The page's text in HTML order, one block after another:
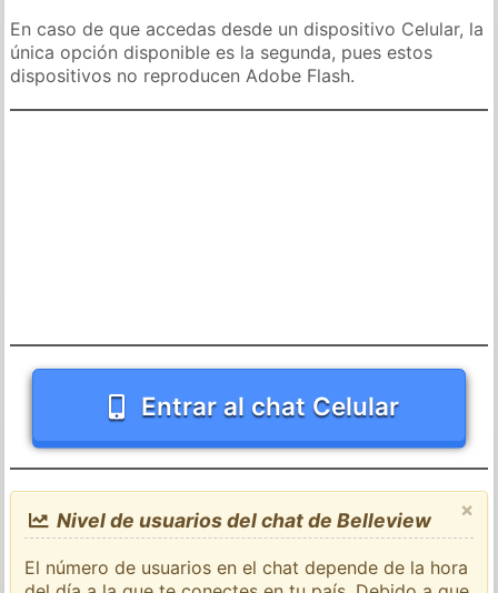
En caso de que accedas desde un dispositivo Celular, la
única opción disponible es la segunda, pues estos
dispositivos no reproducen Adobe Flash.
Entrar al chat Celular
×
Nivel de usuarios del chat de Belleview
El número de usuarios en el chat depende de la hora